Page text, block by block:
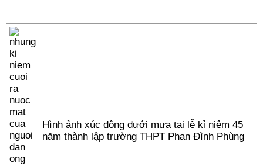
Hình ảnh xúc động dưới mưa tại lễ kỉ niệm 45
năm thành lập trường THPT Phan Đình Phùng